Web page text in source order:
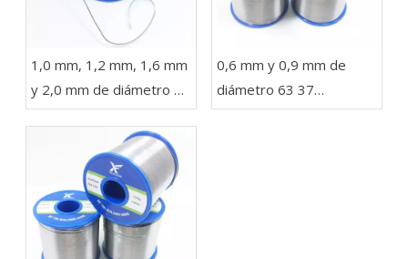
1,0 mm, 1,2 mm, 1,6 mm
y 2,0 mm de diámetro 63
37 Sn Pb Soldadura en un
carrete de 1 kg para
luces LED
0,6 mm y 0,9 mm de
diámetro 63 37
Soldadura de alambre